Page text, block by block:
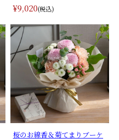
¥9,020(税込)
桜のお線香＆菊てまりブーケ